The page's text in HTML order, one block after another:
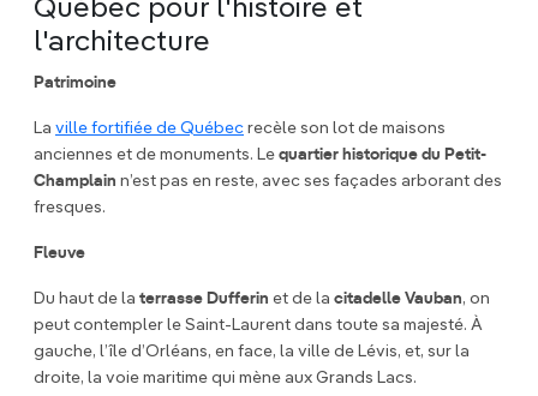
Québec pour l'histoire et
l'architecture
Patrimoine
La ville fortifiée de Québec recèle son lot de maisons
anciennes et de monuments. Le quartier historique du Petit-
Champlain n’est pas en reste, avec ses façades arborant des
fresques.
Fleuve
Du haut de la terrasse Dufferin et de la citadelle Vauban, on
peut contempler le Saint-Laurent dans toute sa majesté. À
gauche, l’île d’Orléans, en face, la ville de Lévis, et, sur la
droite, la voie maritime qui mène aux Grands Lacs.